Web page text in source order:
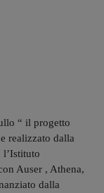
“ il progetto
realizzato dalla
Auser , Athena,
dalla